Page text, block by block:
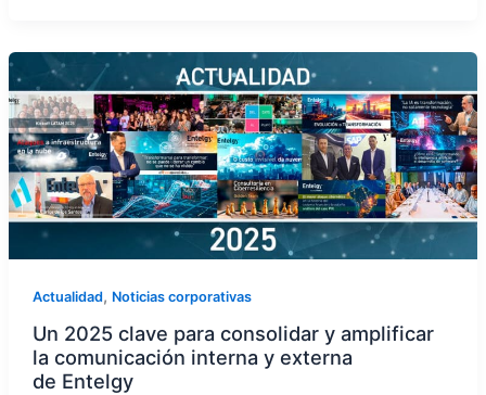
Actualidad, Noticias corporativas
Un 2025 clave para consolidar y amplificar
la comunicación interna y externa
de Entelgy